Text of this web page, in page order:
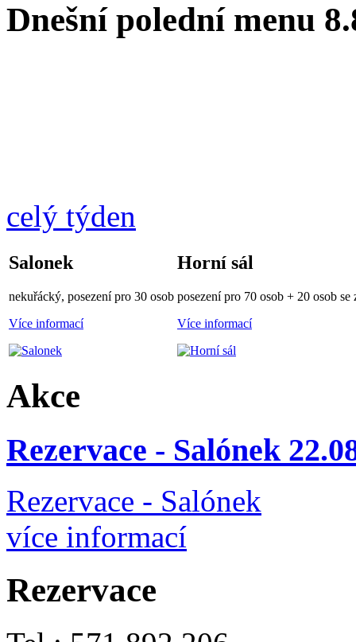
Dnešní polední menu
celý týden
Salonek
nekuřácký, posezení pro 30 osob
Více informací
Horní sál
posezení pro 70 osob + 20 osob
Více informací
Akce
Rezervace - Salónek
Rezervace - Salónek
více informací
Rezervace